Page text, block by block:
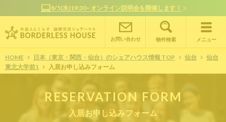
8/5(水)19:30~ オンライン説明会を開催します！
お問い合わせ 物件検索 メニュー
HOME 日本（東京・関西・仙台）のシェアハウス情報 TOP 仙台
仙台
東北大学前1
入居お申し込みフォーム
RESERVATION FORM
入居お申し込みフォーム